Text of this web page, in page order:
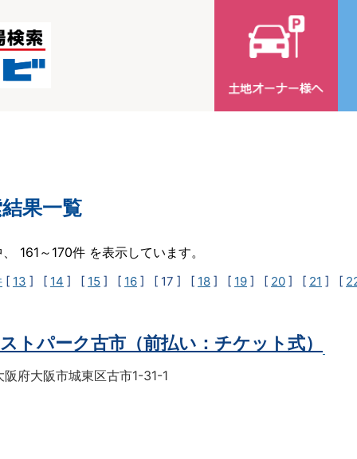
果一覧
161～170件 を表示しています。
[ 13 ] [ 14 ] [ 15 ] [ 16 ] [ 17 ] [ 18 ] [ 19 ] [ 20 ] [ 21 ] [
トパーク古市（前払い：チケット式）
阪府大阪市城東区古市1-31-1